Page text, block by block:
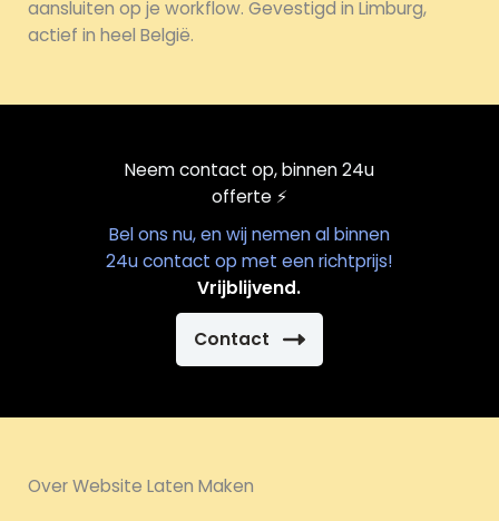
aansluiten op je workflow. Gevestigd in Limburg,
actief in heel België.
Neem contact op, binnen 24u
offerte⚡️
Bel ons nu, en wij nemen al binnen
24u contact op met een richtprijs!
Vrijblijvend.
Contact
Over Website Laten Maken